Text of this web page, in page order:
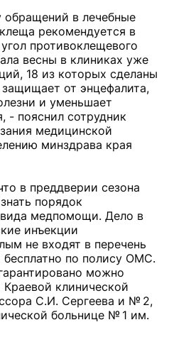
в лечебные
рекомендуется в
противоклещевого
весны в клиниках уже
18 из которых сделаны
от энцефалита,
и уменьшает
- пояснил сотрудник
медицинской
минздрава края
в преддверии сезона
порядок
вида медпомощи. Дело в
инъекции
не входят в перечень
бесплатно по полису ОМС.
можно
Краевой клинической
С.И. Сергеева и № 2,
больнице № 1 им.